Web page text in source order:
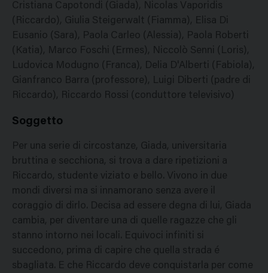
Cristiana Capotondi (Giada), Nicolas Vaporidis
(Riccardo), Giulia Steigerwalt (Fiamma), Elisa Di
Eusanio (Sara), Paola Carleo (Alessia), Paola Roberti
(Katia), Marco Foschi (Ermes), Niccolò Senni (Loris),
Ludovica Modugno (Franca), Delia D'Alberti (Fabiola),
Gianfranco Barra (professore), Luigi Diberti (padre di
Riccardo), Riccardo Rossi (conduttore televisivo)
Soggetto
Per una serie di circostanze, Giada, universitaria
bruttina e secchiona, si trova a dare ripetizioni a
Riccardo, studente viziato e bello. Vivono in due
mondi diversi ma si innamorano senza avere il
coraggio di dirlo. Decisa ad essere degna di lui, Giada
cambia, per diventare una di quelle ragazze che gli
stanno intorno nei locali. Equivoci infiniti si
succedono, prima di capire che quella strada é
sbagliata. E che Riccardo deve conquistarla per come